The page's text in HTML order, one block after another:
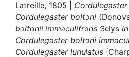
Latreille, 1805 |
Cordulegaster boltoni
boltonii immaculifrons Selysin
Cordulegaster boltoni
Cordulegaster lunulatus